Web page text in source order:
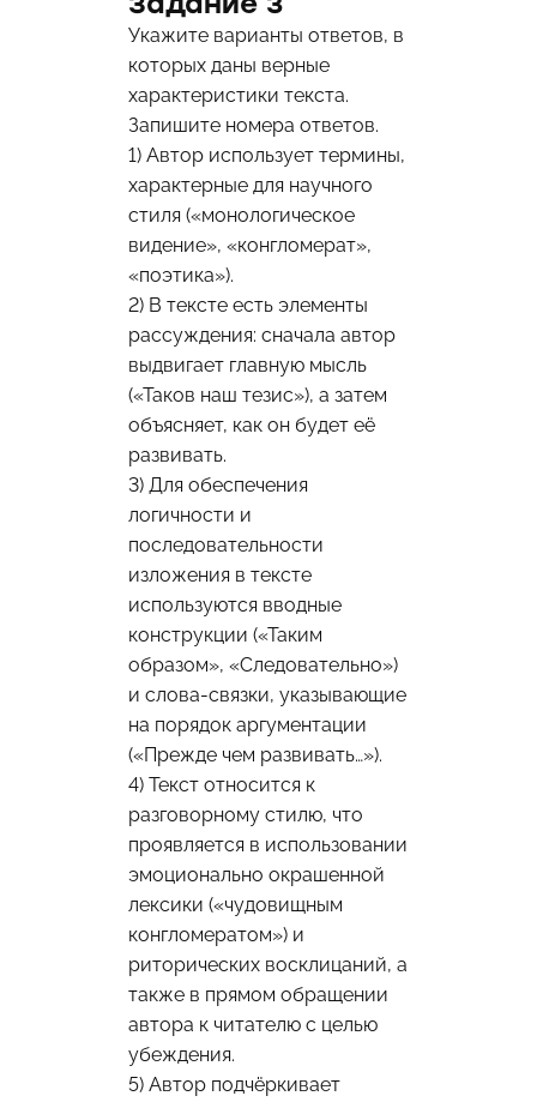
Укажите варианты ответов, в
которых даны верные
характеристики текста.
Запишите номера ответов.
1) Автор использует термины,
характерные для научного
стиля («монологическое
видение», «конгломерат»,
«поэтика»).
2) В тексте есть элементы
рассуждения: сначала автор
выдвигает главную мысль
(«Таков наш тезис»), а затем
объясняет, как он будет её
развивать.
3) Для обеспечения
логичности и
последовательности
изложения в тексте
используются вводные
конструкции («Таким
образом», «Следовательно»)
и слова-связки, указывающие
на порядок аргументации
(«Прежде чем развивать…»).
4) Текст относится к
разговорному стилю, что
проявляется в использовании
эмоционально окрашенной
лексики («чудовищным
конгломератом») и
риторических восклицаний, а
также в прямом обращении
автора к читателю с целью
убеждения.
5) Автор подчёркивает